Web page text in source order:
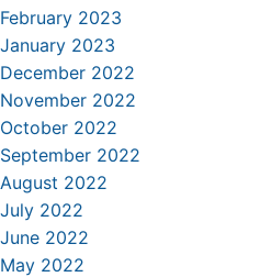
February 2023
January 2023
December 2022
November 2022
October 2022
September 2022
August 2022
July 2022
June 2022
May 2022